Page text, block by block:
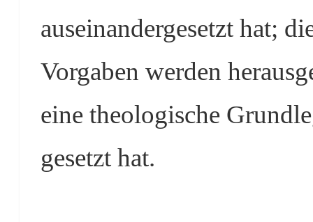
auseinandergesetzt hat;
Vorgaben werden
eine theologische
gesetzt hat.